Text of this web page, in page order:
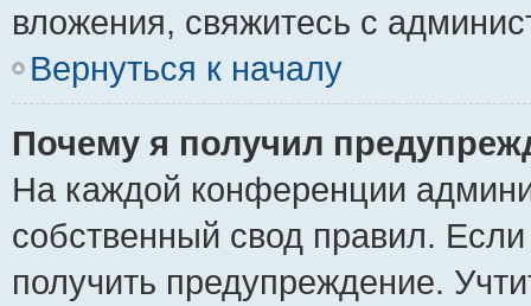
вложения, свяжитесь с
Вернуться к началу
Почему я получил
На каждой конференции
собственный свод правил.
получить предупреждение.